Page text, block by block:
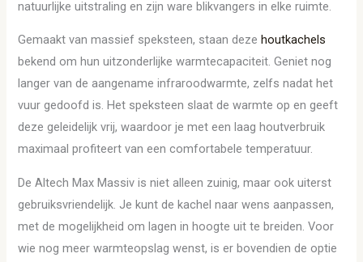
natuurlijke uitstraling en zijn ware blikvangers in elke ruimte.
Gemaakt van massief speksteen, staan deze houtkachels
bekend om hun uitzonderlijke warmtecapaciteit. Geniet nog
langer van de aangename infraroodwarmte, zelfs nadat het
vuur gedoofd is. Het speksteen slaat de warmte op en geeft
deze geleidelijk vrij, waardoor je met een laag houtverbruik
maximaal profiteert van een comfortabele temperatuur.
De Altech Max Massiv is niet alleen zuinig, maar ook uiterst
gebruiksvriendelijk. Je kunt de kachel naar wens aanpassen,
met de mogelijkheid om lagen in hoogte uit te breiden. Voor
wie nog meer warmteopslag wenst, is er bovendien de optie